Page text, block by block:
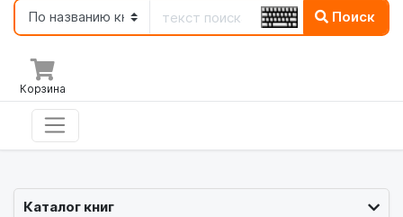
Поиск
Корзина
Каталог книг